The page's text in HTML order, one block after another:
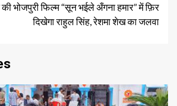
की भोजपुरी फिल्म “सून भईले अँगना हमार” में फ़िर
दिखेगा राहुल सिंह, रेशमा शेख का जलवा